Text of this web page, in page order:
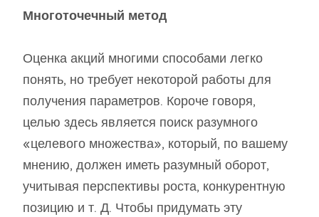
Многоточечный метод
Оценка акций многими способами легко
понять, но требует некоторой работы для
получения параметров. Короче говоря,
целью здесь является поиск разумного
«целевого множества», который, по вашему
мнению, должен иметь разумный оборот,
учитывая перспективы роста, конкурентную
позицию и т. Д. Чтобы придумать эту